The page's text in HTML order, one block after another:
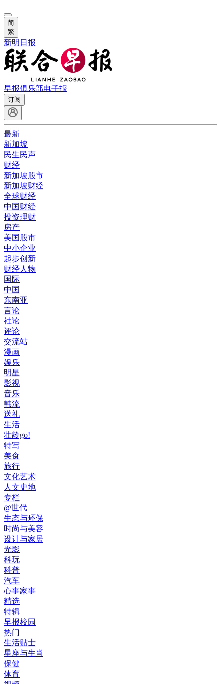
简
繁
新明日报
早报俱乐部电子报
订阅
最新
新加坡
民生民声
财经
新加坡股市
新加坡财经
全球财经
中国财经
投资理财
房产
美国股市
中小企业
起步创新
财经人物
国际
中国
东南亚
言论
社论
评论
交流站
漫画
娱乐
明星
影视
音乐
韩流
送礼
生活
壮龄go!
特写
美食
旅行
文化艺术
人文史地
专栏
@世代
生态与环保
时尚与美容
设计与家居
光影
科玩
科普
汽车
心事家事
精选
特辑
早报校园
热门
生活贴士
星座与生肖
保健
体育